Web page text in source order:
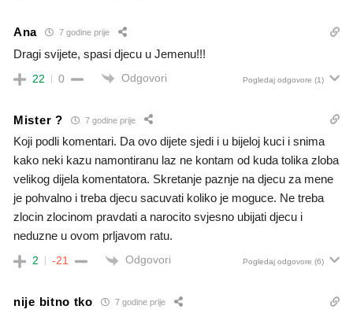
Ana 7 godine prije
Dragi svijete, spasi djecu u Jemenu!!!
22 0 Odgovori Pogledaj odgovore (1)
Mister ? 7 godine prije
Koji podli komentari. Da ovo dijete sjedi i u bijeloj kuci i snima
kako neki kazu namontiranu laz ne kontam od kuda tolika zloba
velikog dijela komentatora. Skretanje paznje na djecu za mene
je pohvalno i treba djecu sacuvati koliko je moguce. Ne treba
zlocin zlocinom pravdati a narocito svjesno ubijati djecu i
neduzne u ovom prljavom ratu.
2 -21 Odgovori Pogledaj odgovore (6)
nije bitno tko 7 godine prije